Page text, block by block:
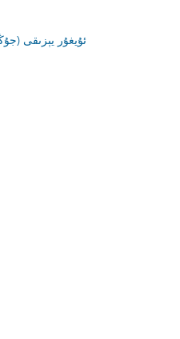
ئۇيغۇر يېزىقى